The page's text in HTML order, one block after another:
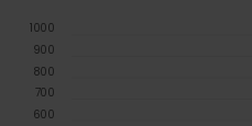
600
700
800
900
1000